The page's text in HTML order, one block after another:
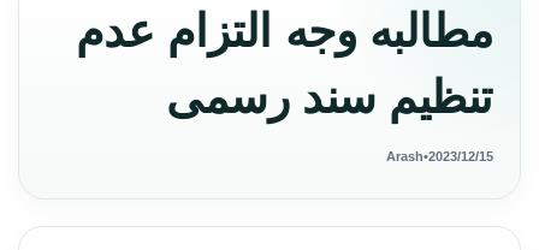
مطالبه وجه التزام عدم
تنظیم سند رسمی
2023/12/15
•
Arash